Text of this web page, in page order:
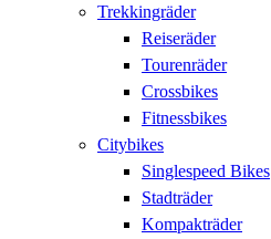
Trekkingräder
Reiseräder
Tourenräder
Crossbikes
Fitnessbikes
Citybikes
Singlespeed Bikes
Stadträder
Kompakträder